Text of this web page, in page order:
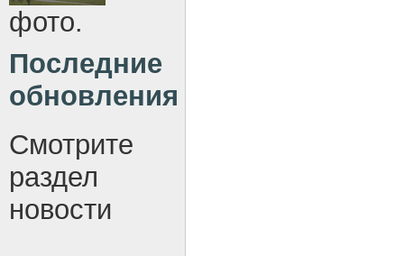
фото.
Последние
обновления
Смотрите
раздел
новости